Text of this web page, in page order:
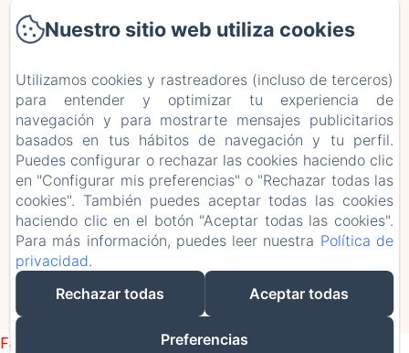
Eventos
Normativa
Contacto
ES
CA
Desarrollado con Amenitiz
Failed to load BookingEngine/index: Loading chunk 1322
Nuestro sitio web utiliza cookies
Utilizamos cookies y rastreadores (incluso de terceros)
para entender y optimizar tu experiencia de
navegación y para mostrarte mensajes publicitarios
basados en tus hábitos de navegación y tu perfil.
Puedes configurar o rechazar las cookies haciendo clic
en "Configurar mis preferencias" o "Rechazar todas las
cookies". También puedes aceptar todas las cookies
haciendo clic en el botón "Aceptar todas las cookies".
Para más información, puedes leer nuestra Política de
privacidad.
Rechazar todas
Aceptar todas
Preferencias